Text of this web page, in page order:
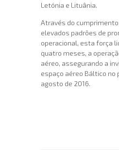
Letónia e Lituânia.
Através do
elevados padrões de
operacional, esta força
quatro meses, a
aéreo, assegurando a
espaço aéreo Báltico no
agosto de 2016.